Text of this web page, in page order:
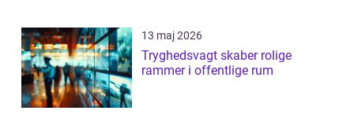
13 maj 2026
Tryghedsvagt skaber rolige
rammer i offentlige rum